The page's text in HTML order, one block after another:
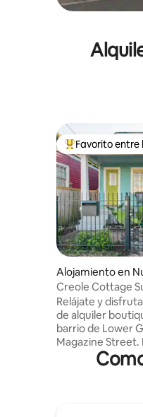
Favorito entre
Favorito entre
Alojamiento en
ns
Creole Cottage
Street
Relájate y
de alquiler
barrio de Lower
Magazine Street.
criolla clásica
cuenta con